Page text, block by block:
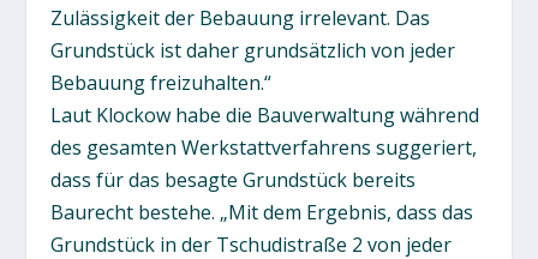
Zulässigkeit der Bebauung irrelevant. Das
Grundstück ist daher grundsätzlich von jeder
Bebauung freizuhalten.“
Laut Klockow habe die Bauverwaltung während
des gesamten Werkstattverfahrens suggeriert,
dass für das besagte Grundstück bereits
Baurecht bestehe. „Mit dem Ergebnis, dass das
Grundstück in der Tschudistraße 2 von jeder